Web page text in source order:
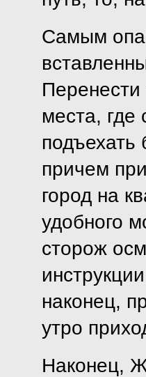
Самым
Перенести
места, где
причем
город на
удобного
сторож
наконец,
утро
Наконец,